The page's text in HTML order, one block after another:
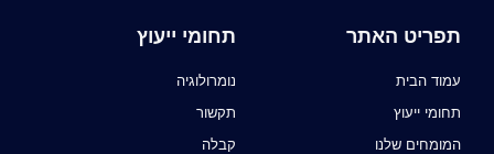
תפריט האתר
עמוד הבית
תחומי ייעוץ
המומחים שלנו
תחומי ייעוץ
נומרולוגיה
תקשור
קבלה